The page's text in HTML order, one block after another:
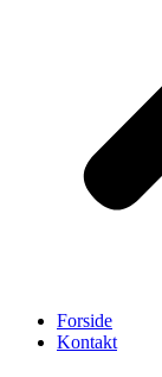
Forside
Kontakt